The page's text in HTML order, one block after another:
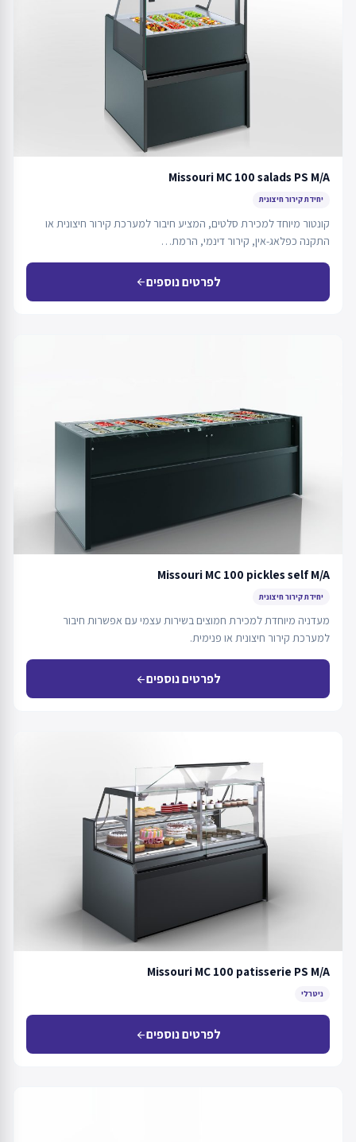
Missouri MC 100 salads PS M/A
יחידת קירור חיצונית
קונטור מיוחד למכירת סלטים, המציע חיבור למערכת קירור חיצונית או
התקנה כפלאג-אין, קירור דינמי, הרמת…
לפרטים נוספיםarrow_back
Missouri MC 100 pickles self M/A
יחידת קירור חיצונית
מעדניה מיוחדת למכירת חמוצים בשירות עצמי עם אפשרות חיבור
למערכת קירור חיצונית או פנימית.
לפרטים נוספיםarrow_back
Missouri MC 100 patisserie PS M/A
ניטרלי
לפרטים נוספיםarrow_back